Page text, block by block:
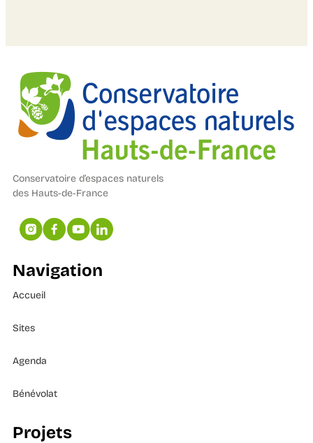
Conservatoire d’espaces naturels
des Hauts-de-France
Navigation
Accueil
Sites
Agenda
Bénévolat
Projets